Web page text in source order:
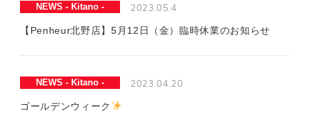
NEWS - Kitano - 2023.05.4
【Penheur北野店】5月12日（金）臨時休業のお知らせ
NEWS - Kitano - 2023.04.20
ゴールデンウィーク